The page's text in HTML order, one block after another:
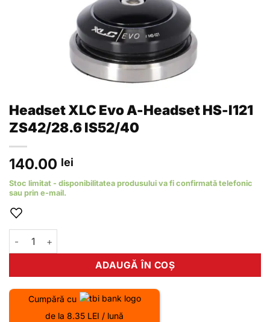
Headset XLC Evo A-Headset HS-I121
ZS42/28.6 IS52/40
140.00 lei
Stoc limitat - disponibilitatea produsului va fi confirmată telefonic
sau prin e-mail.
Cantitate Headset XLC Evo A-Headset HS-I121 ZS42/28.6
ADAUGĂ ÎN COȘ
Cumpără cu
de la 8.35 LEI / lună